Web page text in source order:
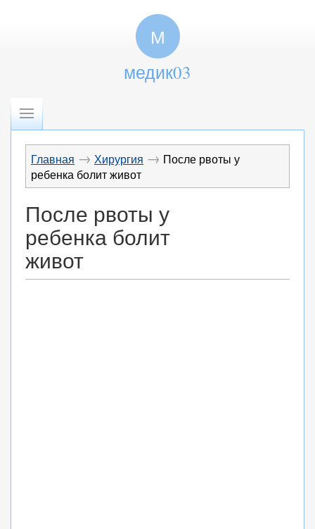
М
медик03
Главная → Хирургия → После рвоты у
ребенка болит живот
После рвоты у
ребенка болит
живот